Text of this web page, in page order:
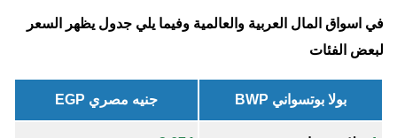
في اسواق المال العربية والعالمية وفيما يلي جدول يظهر السعر
لبعض الفئات
بولا بوتسواني BWP جنيه مصري EGP